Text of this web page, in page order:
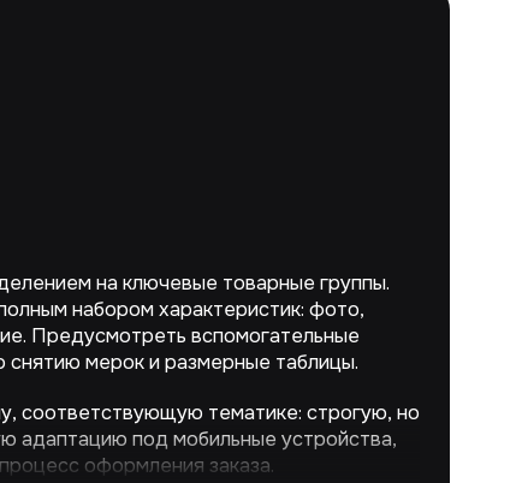
на ключевые товарные группы.
набором характеристик: фото,
Предусмотреть вспомогательные
снятию мерок и размерные таблицы.
соответствующую тематике: строгую, но
адаптацию под мобильные устройства,
оформления заказа.